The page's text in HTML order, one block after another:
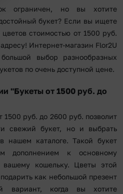
ограничен, но вы хотите
букет? Если вы ищете
стоимостью от 1500 руб.
Интернет-магазин Flor2U
выбор разнообразных
по очень доступной цене.
"Букеты от 1500 руб. до
1500 руб. до 2600 руб. позволит
свежий букет, но и выбрать
нашем каталоге. Такой букет
дополнением к основному
кошельку. Цветы этой
как небольшой презент
вариант, когда вы хотите